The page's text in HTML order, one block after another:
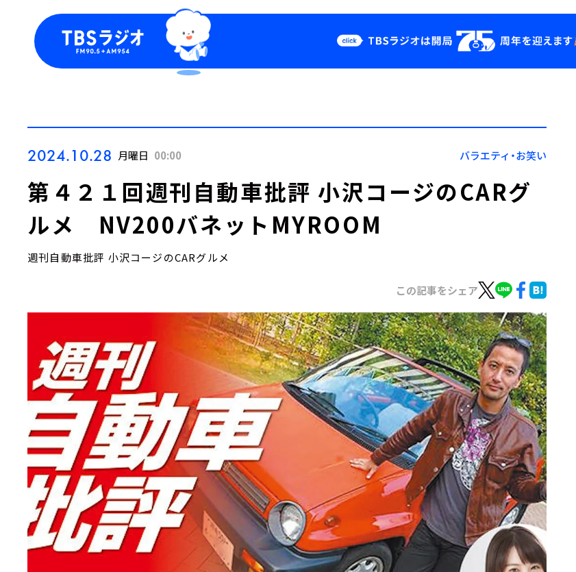
Podcast
YouTube
会社情報
2024.10.28 月曜日 00:00 バラエティ・お笑い
第４２１回週刊自動車批評 小沢コージのCARグ
ルメ NV200バネットMYROOM
週刊自動車批評 小沢コージのCARグルメ
この記事をシェア